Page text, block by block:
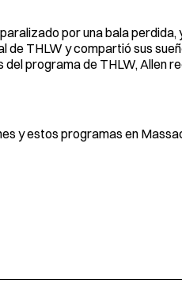
por una bala
THLW y compartió sus
programa de THLW, Allen
y estos programas en